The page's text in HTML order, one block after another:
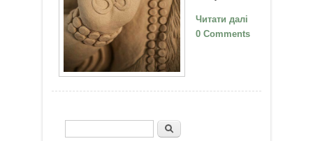
Читати далі
Випадковості
0 Comments
Пошукова форма
Пошук